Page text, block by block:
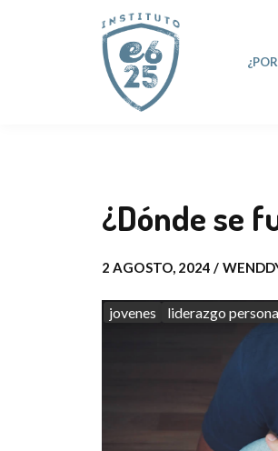
¿Dónde se
2 AGOSTO, 2024 /
jovenes liderazgo